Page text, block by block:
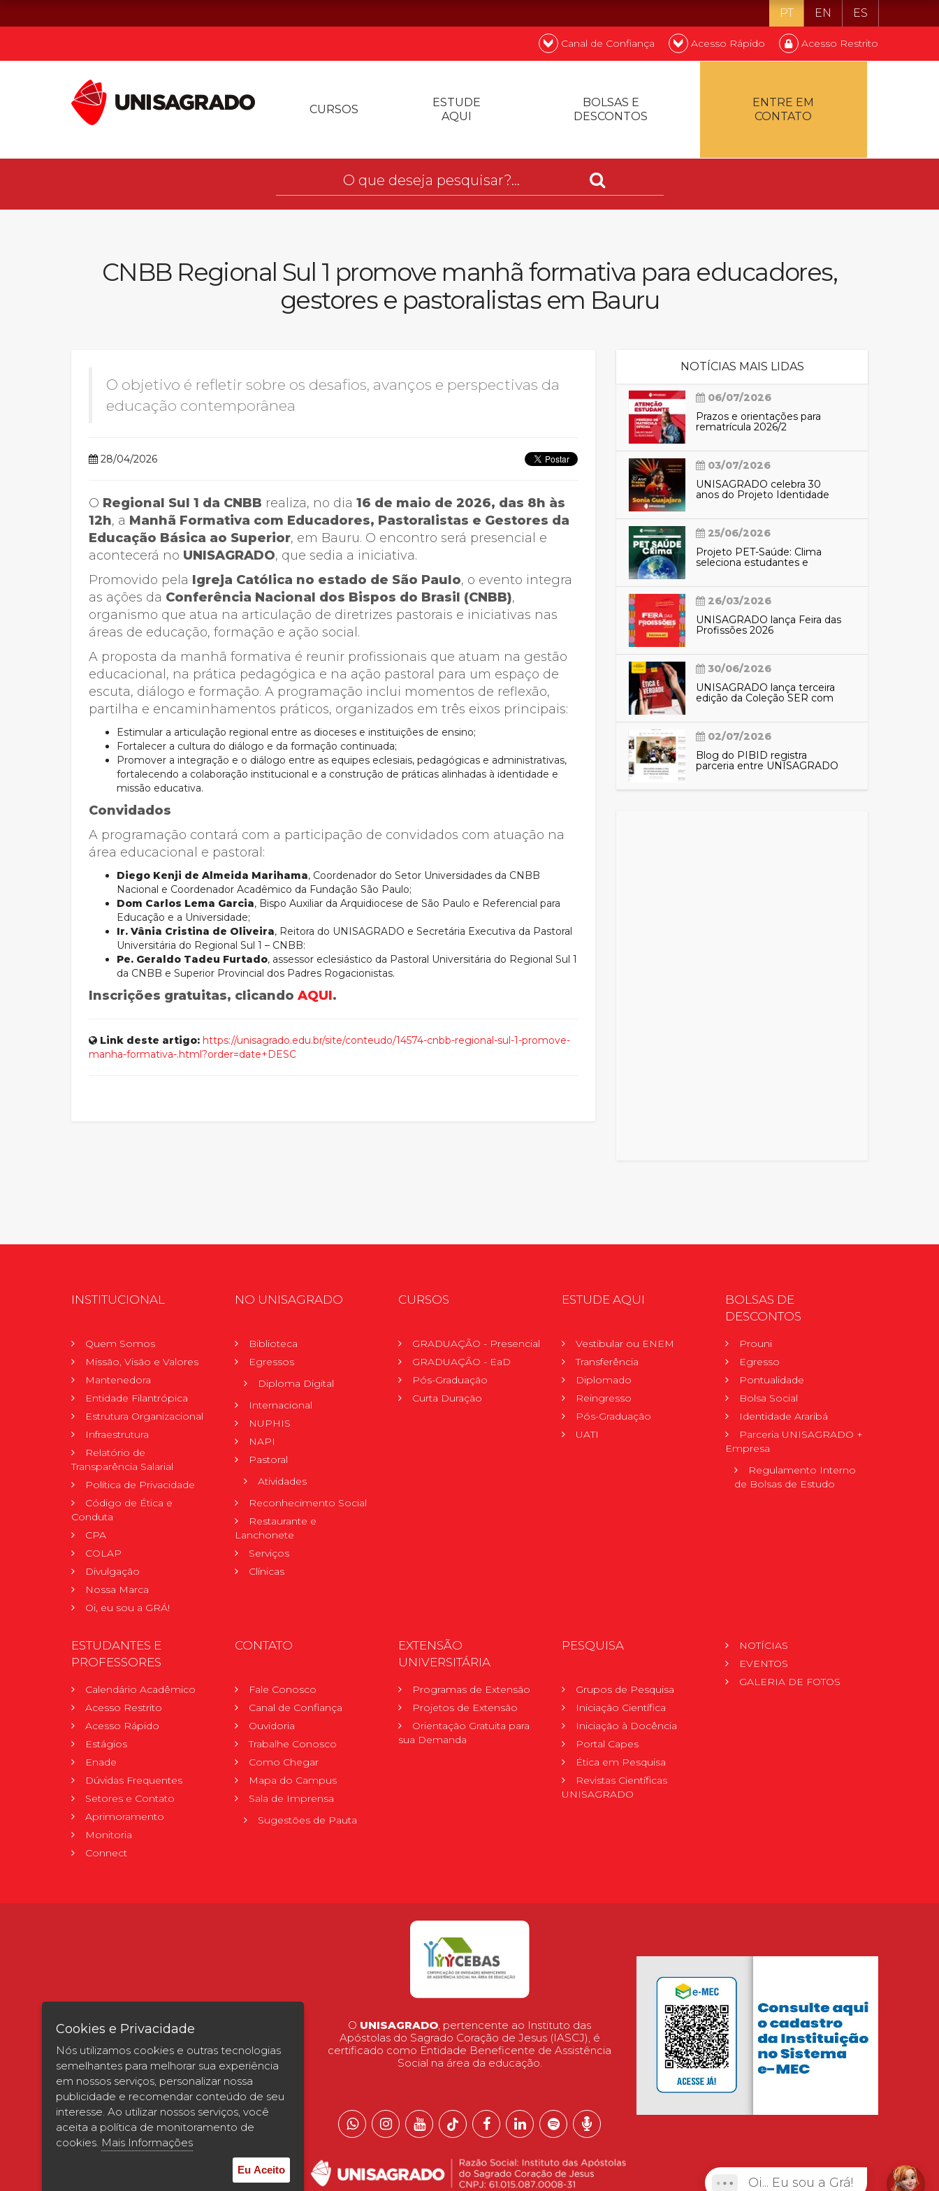
Graduação
Transferência
Desconto de pontualidade
Contatos
Calendário acadêmico
Internacionalização
PT EN ES
Canal de Confiança Acesso Rápido Acesso Restrito
CURSOS
ESTUDE
AQUI
BOLSAS E
DESCONTOS
ENTRE EM
CONTATO
CNBB Regional Sul 1 promove manhã formativa para educadores,
gestores e pastoralistas em Bauru
O objetivo é refletir sobre os desafios, avanços e perspectivas da
educação contemporânea
28/04/2026
O Regional Sul 1 da CNBB realiza, no dia 16 de maio de 2026, das 8h às
12h, a Manhã Formativa com Educadores, Pastoralistas e Gestores da
Educação Básica ao Superior, em Bauru. O encontro será presencial e
acontecerá no UNISAGRADO, que sedia a iniciativa.
Promovido pela Igreja Católica no estado de São Paulo, o evento integra
as ações da Conferência Nacional dos Bispos do Brasil (CNBB),
organismo que atua na articulação de diretrizes pastorais e iniciativas nas
áreas de educação, formação e ação social.
A proposta da manhã formativa é reunir profissionais que atuam na gestão
educacional, na prática pedagógica e na ação pastoral para um espaço de
escuta, diálogo e formação. A programação inclui momentos de reflexão,
partilha e encaminhamentos práticos, organizados em três eixos principais:
Estimular a articulação regional entre as dioceses e instituições de ensino;
Fortalecer a cultura do diálogo e da formação continuada;
Promover a integração e o diálogo entre as equipes eclesiais, pedagógicas e administrativas,
fortalecendo a colaboração institucional e a construção de práticas alinhadas à identidade e
missão educativa.
Convidados
A programação contará com a participação de convidados com atuação na
área educacional e pastoral:
Diego Kenji de Almeida Marihama, Coordenador do Setor Universidades da CNBB
Nacional e Coordenador Acadêmico da Fundação São Paulo;
Dom Carlos Lema Garcia, Bispo Auxiliar da Arquidiocese de São Paulo e Referencial para
Educação e a Universidade;
Ir. Vânia Cristina de Oliveira, Reitora do UNISAGRADO e Secretária Executiva da Pastoral
Universitária do Regional Sul 1 – CNBB:
Pe. Geraldo Tadeu Furtado, assessor eclesiástico da Pastoral Universitária do Regional Sul 1
da CNBB e Superior Provincial dos Padres Rogacionistas.
Inscrições gratuitas, clicando AQUI.
Link deste artigo: https://unisagrado.edu.br/site/conteudo/14574-cnbb-regional-sul-1-promove-
manha-formativa-.html?order=date+DESC
NOTÍCIAS MAIS LIDAS
06/07/2026
Prazos e orientações para
rematrícula 2026/2
03/07/2026
UNISAGRADO celebra 30
anos do Projeto Identidade
Sônia Guajajara
25/06/2026
Projeto PET-Saúde: Clima
seleciona estudantes e
do SUS contra eventos
climáticos extremos
26/03/2026
UNISAGRADO lança Feira das
Profissões 2026
30/06/2026
UNISAGRADO lança terceira
edição da Coleção SER com
verdade
02/07/2026
Blog do PIBID registra
parceria entre UNISAGRADO
aproxima comunidade das
INSTITUCIONAL
Quem Somos
Missão, Visão e Valores
Mantenedora
Entidade Filantrópica
Estrutura Organizacional
Infraestrutura
Relatório de
Transparência Salarial
Política de Privacidade
Código de Ética e
Conduta
CPA
COLAP
Divulgação
Nossa Marca
Oi, eu sou a GRÁ!
NO UNISAGRADO
Biblioteca
Egressos
Diploma Digital
Internacional
NUPHIS
NAPI
Pastoral
Atividades
Reconhecimento Social
Restaurante e
Lanchonete
Serviços
Clínicas
CURSOS
GRADUAÇÃO - Presencial
GRADUAÇÃO - EaD
Pós-Graduação
Curta Duração
ESTUDE AQUI
Vestibular ou ENEM
Transferência
Diplomado
Reingresso
Pós-Graduação
UATI
BOLSAS DE
DESCONTOS
Prouni
Egresso
Pontualidade
Bolsa Social
Identidade Araribá
Parceria UNISAGRADO +
Empresa
Regulamento Interno
de Bolsas de Estudo
ESTUDANTES E
PROFESSORES
Calendário Acadêmico
Acesso Restrito
Acesso Rápido
Estágios
Enade
Dúvidas Frequentes
Setores e Contato
Aprimoramento
Monitoria
Connect
CONTATO
Fale Conosco
Canal de Confiança
Ouvidoria
Trabalhe Conosco
Como Chegar
Mapa do Campus
Sala de Imprensa
Sugestões de Pauta
EXTENSÃO
UNIVERSITÁRIA
Programas de Extensão
Projetos de Extensão
Orientação Gratuita para
sua Demanda
PESQUISA
Grupos de Pesquisa
Iniciação Científica
Iniciação à Docência
Portal Capes
Ética em Pesquisa
Revistas Científicas
UNISAGRADO
NOTÍCIAS
EVENTOS
GALERIA DE FOTOS
Verificada por
O UNISAGRADO, pertencente ao Instituto das
Apóstolas do Sagrado Coração de Jesus (IASCJ), é
certificado como Entidade Beneficente de Assistência
Social na área da educação.
Oi... Eu sou a Grá!
Cookies e Privacidade
Nós utilizamos cookies e outras tecnologias
semelhantes para melhorar sua experiência
em nossos serviços, personalizar nossa
publicidade e recomendar conteúdo de seu
interesse. Ao utilizar nossos serviços, você
aceita a política de monitoramento de
cookies. Mais Informações
Eu Aceito